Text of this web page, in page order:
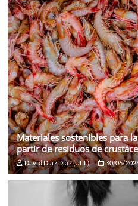
Materiales sostenibles para
partir de residuos de
David Díaz Díaz (ULL) 30/06/